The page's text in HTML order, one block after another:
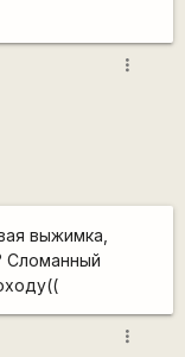
more_vert
выжимка,
Сломанный
more_vert